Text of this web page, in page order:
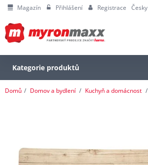
Magazín Přihlášení Registrace Česky
Kategorie produktů
Domů Domov a bydlení Kuchyň a domácnost